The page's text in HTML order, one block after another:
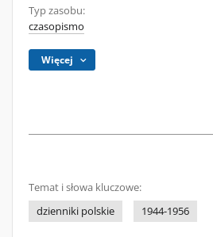
Typ zasobu:
czasopismo
Więcej
Temat i słowa kluczowe:
dzienniki polskie
1944-1956